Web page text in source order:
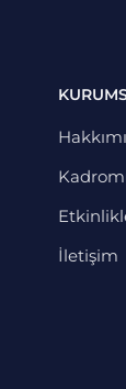
İletişim